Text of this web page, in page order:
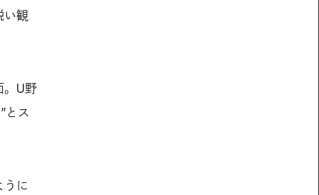
い観
。U野
とス
うに